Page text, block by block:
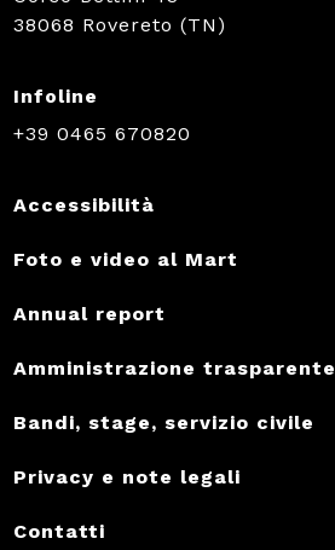
38068 Rovereto (TN)
Infoline
+39 0465 670820
Accessibilità
Foto e video al Mart
Annual report
Amministrazione trasparente
Bandi, stage, servizio civile
Privacy e note legali
Contatti